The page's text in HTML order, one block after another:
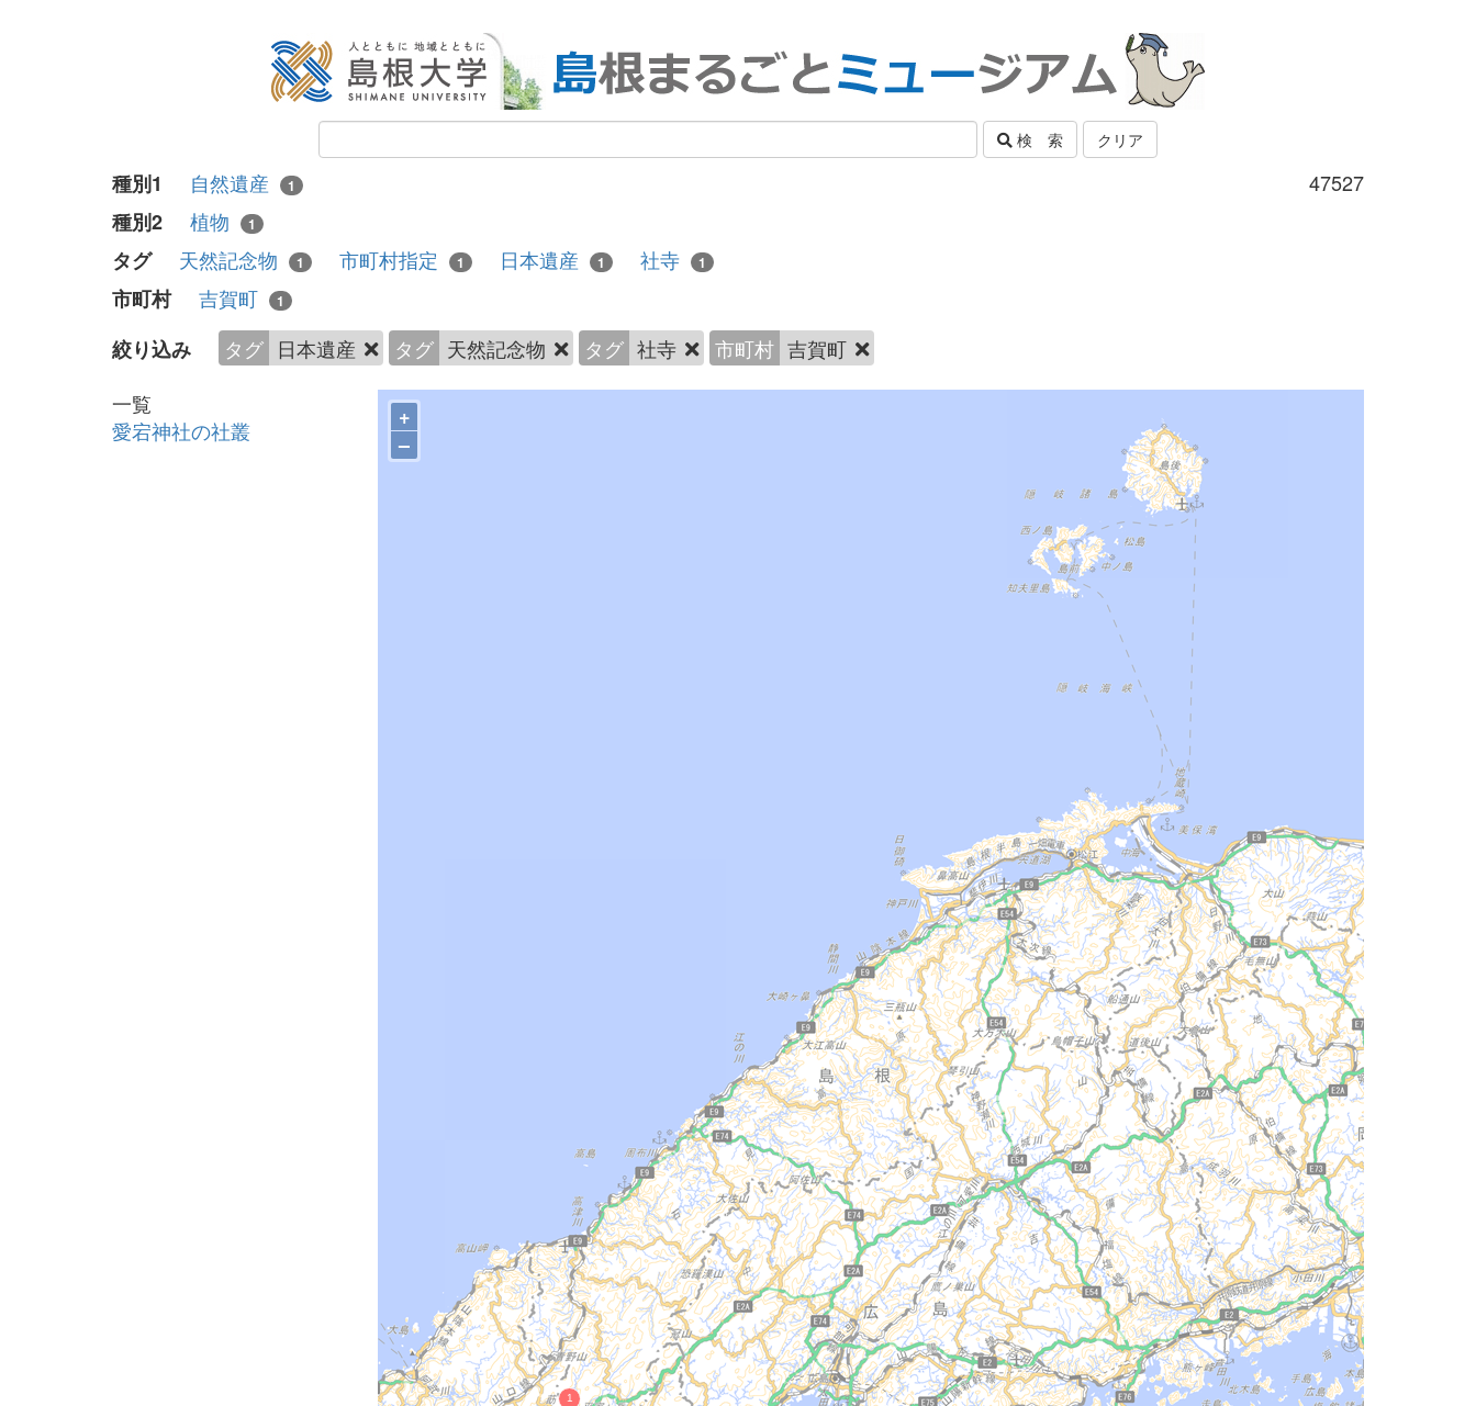
検 索 クリア
47527
種別1 自然遺産 1
種別2 植物 1
タグ 天然記念物 1 市町村指定 1 日本遺産 1 社寺 1
市町村 吉賀町 1
絞り込み タグ 日本遺産 タグ 天然記念物 タグ 社寺 市町村 吉賀町
一覧
愛宕神社の社叢
+
–